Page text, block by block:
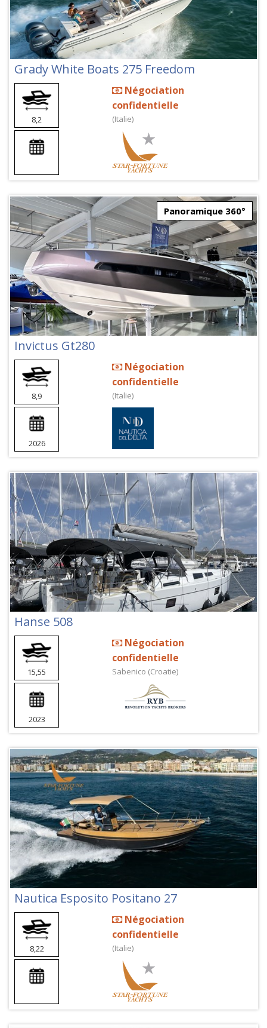
Grady White Boats 275 Freedom
8,2
Négociation
confidentielle
(Italie)
Panoramique 360°
Invictus Gt280
8,9
2026
Négociation
confidentielle
(Italie)
Hanse 508
15,55
2023
Négociation
confidentielle
Sabenico (Croatie)
Nautica Esposito Positano 27
8,22
Négociation
confidentielle
(Italie)